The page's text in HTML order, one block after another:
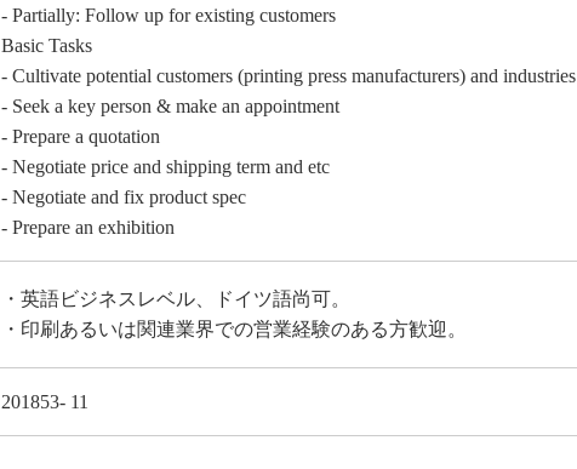
- Partially: Follow up for existing customers
Basic Tasks
- Cultivate potential customers (printing press manufacturers) and industries
- Seek a key person & make an appointment
- Prepare a quotation
- Negotiate price and shipping term and etc
- Negotiate and fix product spec
- Prepare an exhibition
・英語ビジネスレベル、ドイツ語尚可。
・印刷あるいは関連業界での営業経験のある方歓迎。
201853- 11